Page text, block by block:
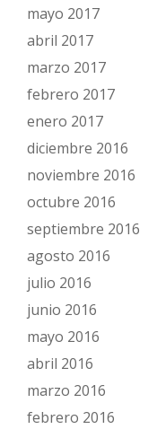
mayo 2017
abril 2017
marzo 2017
febrero 2017
enero 2017
diciembre 2016
noviembre 2016
octubre 2016
septiembre 2016
agosto 2016
julio 2016
junio 2016
mayo 2016
abril 2016
marzo 2016
febrero 2016